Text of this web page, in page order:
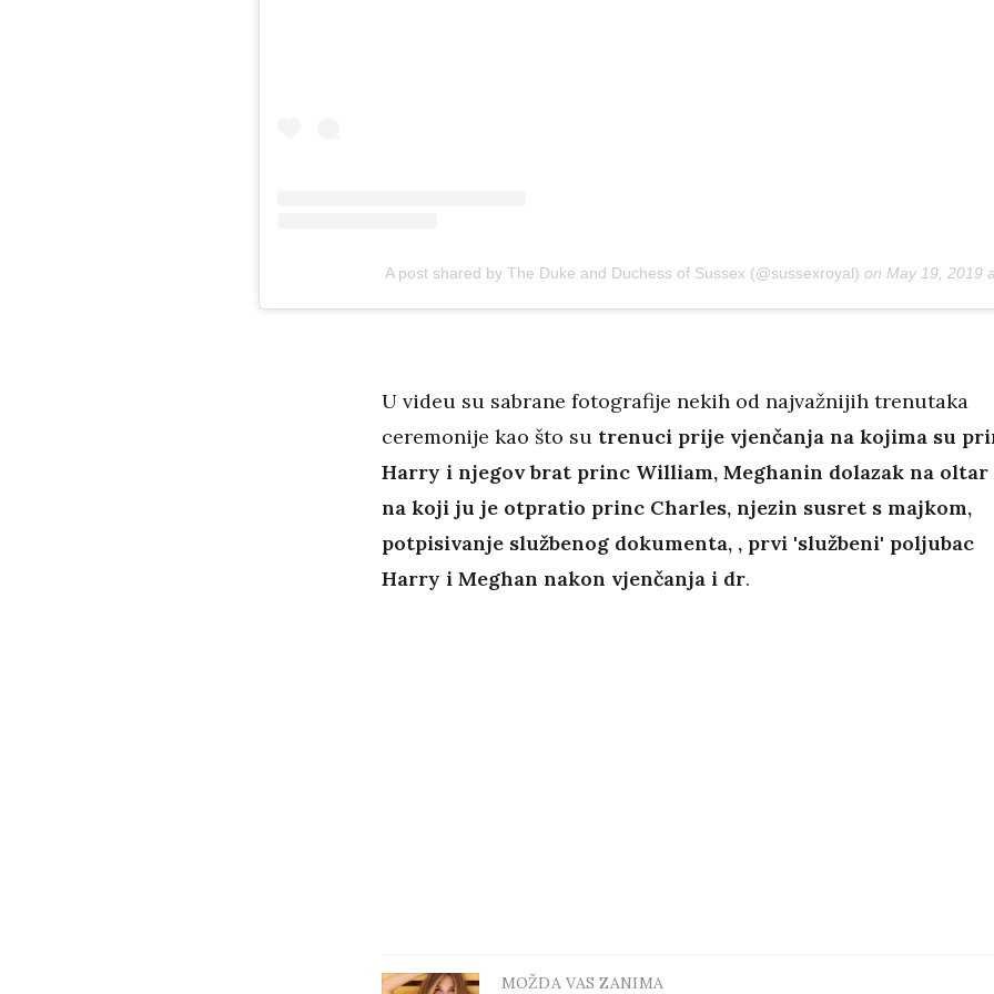
A post shared by The Duke and Duchess of Sussex (@sussexroyal) onMay 19, 2019
U videu su sabrane fotografije nekih od najvažnijih trenutaka
ceremonije kao što su trenuci prije vjenčanja na kojima su
Harry i njegov brat princ William, Meghanin dolazak na oltar
na koji ju je otpratio princ Charles, njezin susret s majkom,
potpisivanje službenog dokumenta, , prvi 'službeni' poljubac
Harry i Meghan nakon vjenčanja i dr.
MOŽDA VAS ZANIMA